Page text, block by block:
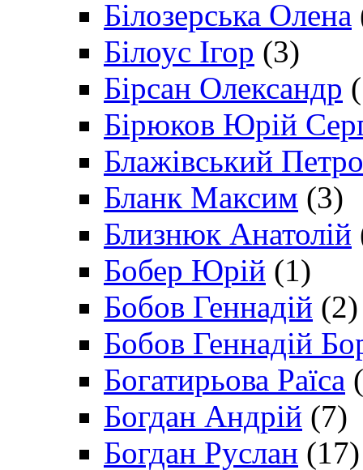
Білозерська Олена
Білоус Ігор (3)
Бірсан Олександр
Бірюков Юрій
Блажівський Петро
Бланк Максим (3)
Близнюк Анатолій
Бобер Юрій (1)
Бобов Геннадій (2)
Бобов Геннадій
Богатирьова Раїса
Богдан Андрій (7)
Богдан Руслан (17)